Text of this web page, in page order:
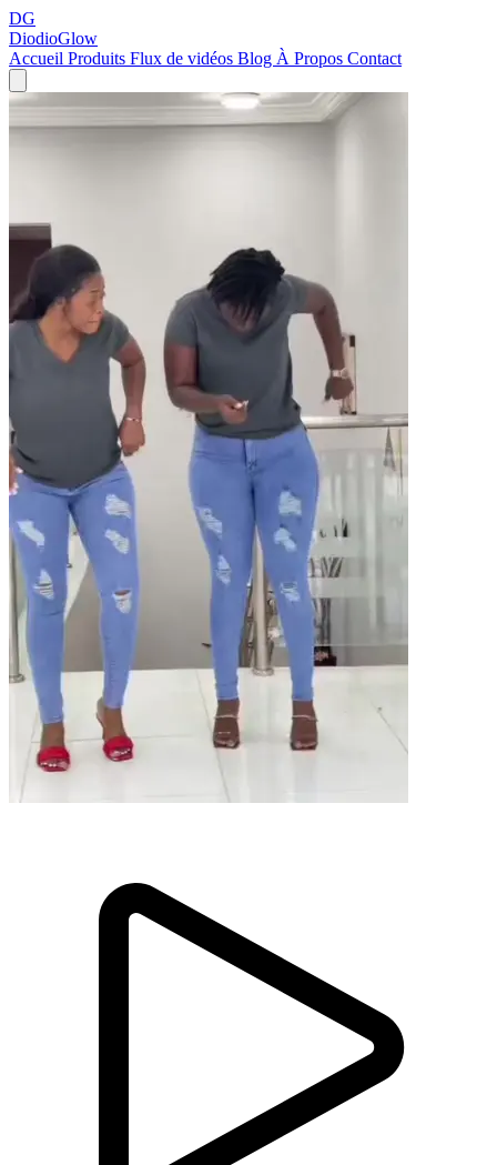
DG
DiodioGlow
Accueil Produits Flux de vidéos Blog À Propos Contact